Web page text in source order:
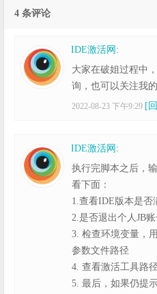
4 条评论
IDE激活网 :
大家在破姐过程中
询，也可以关注我
2022-08-23 下午9:29 [
IDE激活网 :
执行完脚本之后，
看下面：
1.查看IDE版本是否
2.是否退出个人JB
3. 检查环境变量，
参数文件路径
4. 查看激活工具路
5. 最后，如果仍提